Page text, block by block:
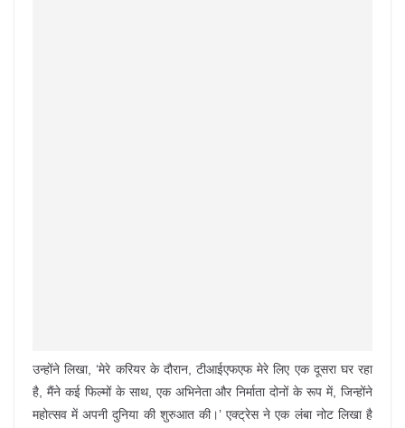
उन्होंने लिखा, ‘मेरे करियर के दौरान, टीआईएफएफ मेरे लिए एक दूसरा घर रहा
है, मैंने कई फिल्मों के साथ, एक अभिनेता और निर्माता दोनों के रूप में, जिन्होंने
महोत्सव में अपनी दुनिया की शुरुआत की।’ एक्ट्रेस ने एक लंबा नोट लिखा है